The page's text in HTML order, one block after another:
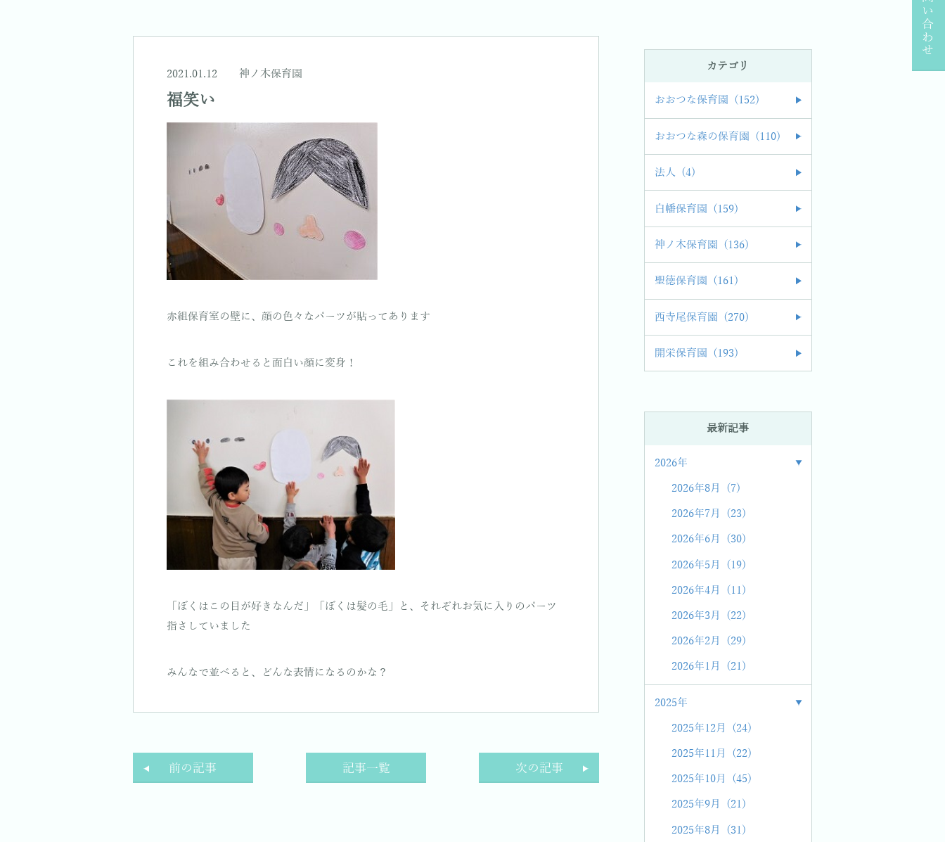
お問い合わせ
2021.01.12 神ノ木保育園
福笑い
赤組保育室の壁に、顔の色々なパーツが貼ってあります
これを組み合わせると面白い顔に変身！
「ぼくはこの目が好きなんだ」「ぼくは髪の毛」と、それぞれお気に入りのパーツ
指さしていました
みんなで並べると、どんな表情になるのかな？
前の記事 記事一覧 次の記事
カテゴリ
おおつな保育園 (152)
おおつな森の保育園 (110)
法人 (4)
白幡保育園 (159)
神ノ木保育園 (136)
聖徳保育園 (161)
西寺尾保育園 (270)
開栄保育園 (193)
最新記事
2026年
2026年8月 (7)
2026年7月 (23)
2026年6月 (30)
2026年5月 (19)
2026年4月 (11)
2026年3月 (22)
2026年2月 (29)
2026年1月 (21)
2025年
2025年12月 (24)
2025年11月 (22)
2025年10月 (45)
2025年9月 (21)
2025年8月 (31)